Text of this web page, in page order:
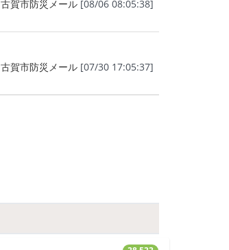
古賀市防災メール [08/06 08:05:38]
古賀市防災メール [07/30 17:05:37]